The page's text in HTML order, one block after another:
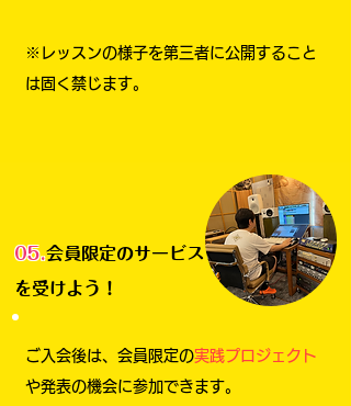
※レッスンの様子を第三者に公開すること
は固く禁じます。
05.会員限定のサービス
を受けよう！
ご入会後は、会員限定の実践プロジェクト
や発表の機会に参加できます。